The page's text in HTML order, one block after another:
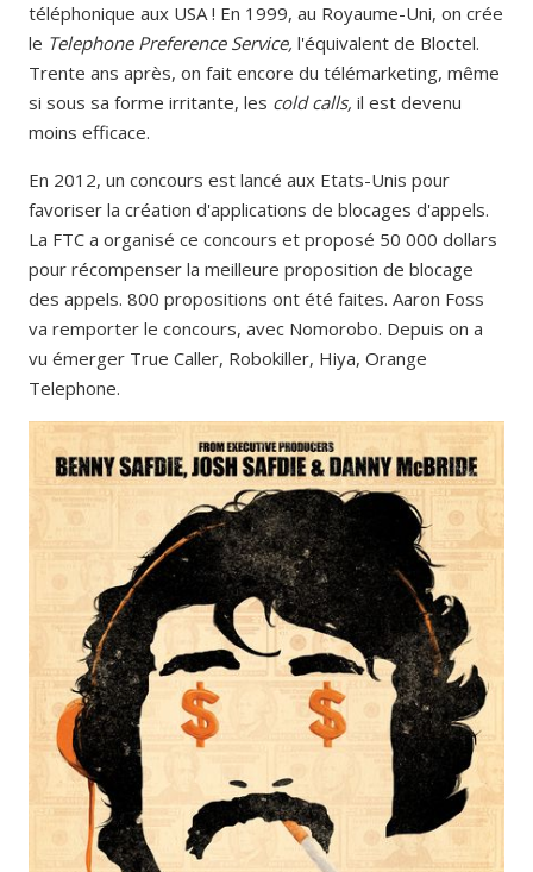
téléphonique aux USA ! En 1999, au Royaume-Uni, on crée
le Telephone Preference Service, l'équivalent de Bloctel.
Trente ans après, on fait encore du télémarketing, même
si sous sa forme irritante, les cold calls, il est devenu
moins efficace.
En 2012, un concours est lancé aux Etats-Unis pour
favoriser la création d'applications de blocages d'appels.
La FTC a organisé ce concours et proposé 50 000 dollars
pour récompenser la meilleure proposition de blocage
des appels. 800 propositions ont été faites. Aaron Foss
va remporter le concours, avec Nomorobo. Depuis on a
vu émerger True Caller, Robokiller, Hiya, Orange
Telephone.